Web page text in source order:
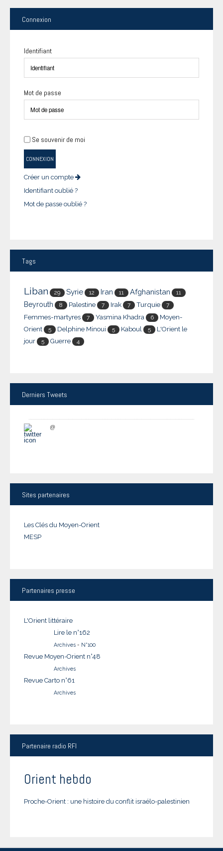
Connexion
Identifiant
Mot de passe
Se souvenir de moi
CONNEXION
Créer un compte
Identifiant oublié ?
Mot de passe oublié ?
Tags
Liban 29 Syrie 12 Iran 11 Afghanistan 11
Beyrouth 8 Palestine 7 Irak 7 Turquie 7
Femmes-martyres 7 Yasmina Khadra 6
Moyen-
Orient
5 Delphine Minoui 5 Kaboul 5
L'Orient le
jour
5 Guerre 4
Derniers Tweets
@
Sites partenaires
Les Clés du Moyen-Orient
MESP
Partenaires presse
L'Orient littéraire
Lire le n°162
Archives - N°100
Revue Moyen-Orient n°48
Archives
Revue Carto n°61
Archives
Partenaire radio RFI
Orient hebdo
Proche-Orient : une histoire du conflit israélo-palestinien